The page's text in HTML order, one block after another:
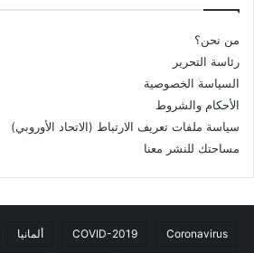
من نحن؟
رئاسة التحرير
السياسة الخصوصية
الأحكام والشروط
سياسة ملفات تعريف الارتباط (الاتحاد الأوروبي)
مساحتك للنشر معنا
Coronavirus
COVID-2019 ألمانيا